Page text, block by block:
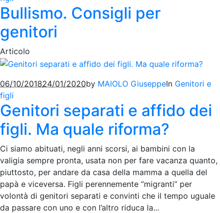
Bullismo. Consigli per
genitori
Articolo
06/10/201824/01/2020by MAIOLO GiuseppeIn Genitori e
figli
Genitori separati e affido dei
figli. Ma quale riforma?
Ci siamo abituati, negli anni scorsi, ai bambini con la
valigia sempre pronta, usata non per fare vacanza quanto,
piuttosto, per andare da casa della mamma a quella del
papà e viceversa. Figli perennemente “migranti” per
volontà di genitori separati e convinti che il tempo uguale
da passare con uno e con l’altro riduca la...